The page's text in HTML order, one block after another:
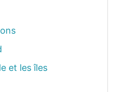
et les îles